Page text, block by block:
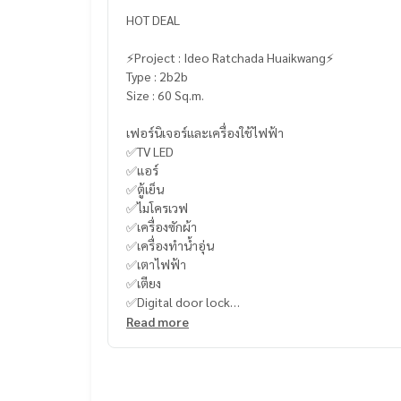
HOT DEAL
⚡️Project : Ideo Ratchada Huaikwang⚡️
Type : 2b2b
Size : 60 Sq.m.
เฟอร์นิเจอร์และเครื่องใช้ไฟฟ้า
✅TV LED
✅แอร์
✅ตู้เย็น
✅ไมโครเวฟ
✅เครื่องซักผ้า
✅เครื่องทำน้ำอุ่น
✅เตาไฟฟ้า
✅เตียง
✅Digital door lock
Read more